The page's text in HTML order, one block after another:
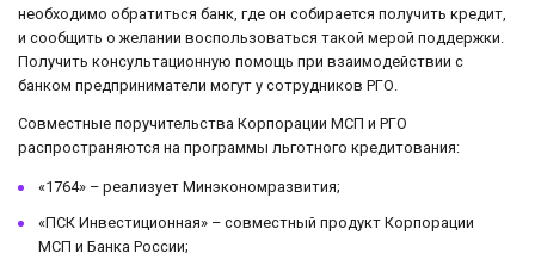
необходимо обратиться банк, где он собирается получить кредит,
и сообщить о желании воспользоваться такой мерой поддержки.
Получить консультационную помощь при взаимодействии с
банком предприниматели могут у сотрудников РГО.
Совместные поручительства Корпорации МСП и РГО
распространяются на программы льготного кредитования:
«1764» – реализует Минэкономразвития;
«ПСК Инвестиционная» – совместный продукт Корпорации
МСП и Банка России;